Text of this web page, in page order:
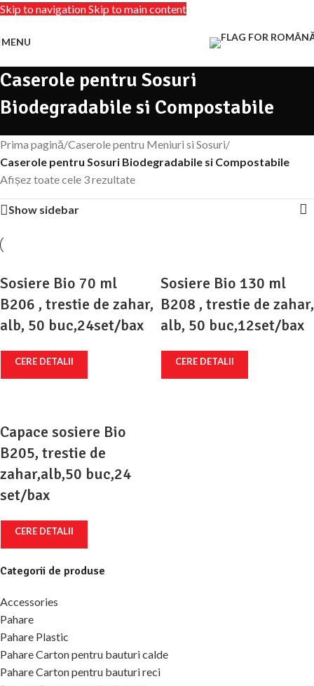
Skip to navigationSkip to main content
MENU
Caserole pentru Sosuri
Biodegradabile si Compostabile
Categorii de produse
Accessories
Pahare
Pahare Plastic
Pahare Carton pentru bauturi calde
Pahare Carton pentru bauturi reci
Prima pagină/Caserole pentru Meniuri si Sosuri/
Caserole pentru Sosuri Biodegradabile si Compostabile
Afișez toate cele 3 rezultate
Show sidebar
Sosiere Bio 70 ml
B206 , trestie de zahar,
alb, 50 buc,24set/bax
CERE DETALII
Sosiere Bio 130 ml
B208 , trestie de zahar,
alb, 50 buc,12set/bax
CERE DETALII
Capace sosiere Bio
B205, trestie de
zahar,alb,50 buc,24
set/bax
CERE DETALII